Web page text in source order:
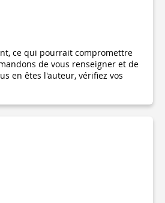
ce qui pourrait compromettre
de vous renseigner et de
en êtes l'auteur, vérifiez vos